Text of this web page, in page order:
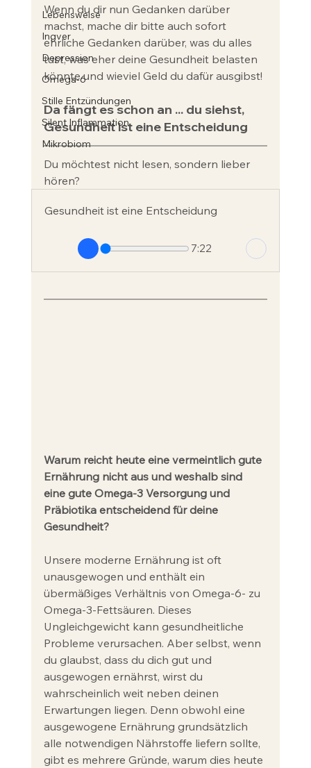
Lebensweise
Ingver
Depression
Omega-6
Stille Entzündungen
Silent Inflammation
Mikrobiom
Wenn du dir nun Gedanken darüber
machst, mache dir bitte auch sofort
ehrliche Gedanken darüber, was du alles
tust, was eher deine Gesundheit belasten
könnte und wieviel Geld du dafür ausgibst!
Da fängt es schon an ... du siehst,
Gesundheit ist eine Entscheidung
Du möchtest nicht lesen, sondern lieber
hören?
Gesundheit ist eine Entscheidung
7:22
Warum reicht heute eine vermeintlich gute
Ernährung nicht aus und weshalb sind
eine gute Omega-3 Versorgung und
Präbiotika entscheidend für deine
Gesundheit?
Unsere moderne Ernährung ist oft
unausgewogen und enthält ein
übermäßiges Verhältnis von Omega-6- zu
Omega-3-Fettsäuren. Dieses
Ungleichgewicht kann gesundheitliche
Probleme verursachen. Aber selbst, wenn
du glaubst, dass du dich gut und
ausgewogen ernährst, wirst du
wahrscheinlich weit neben deinen
Erwartungen liegen. Denn obwohl eine
ausgewogene Ernährung grundsätzlich
alle notwendigen Nährstoffe liefern sollte,
gibt es mehrere Gründe, warum dies heute